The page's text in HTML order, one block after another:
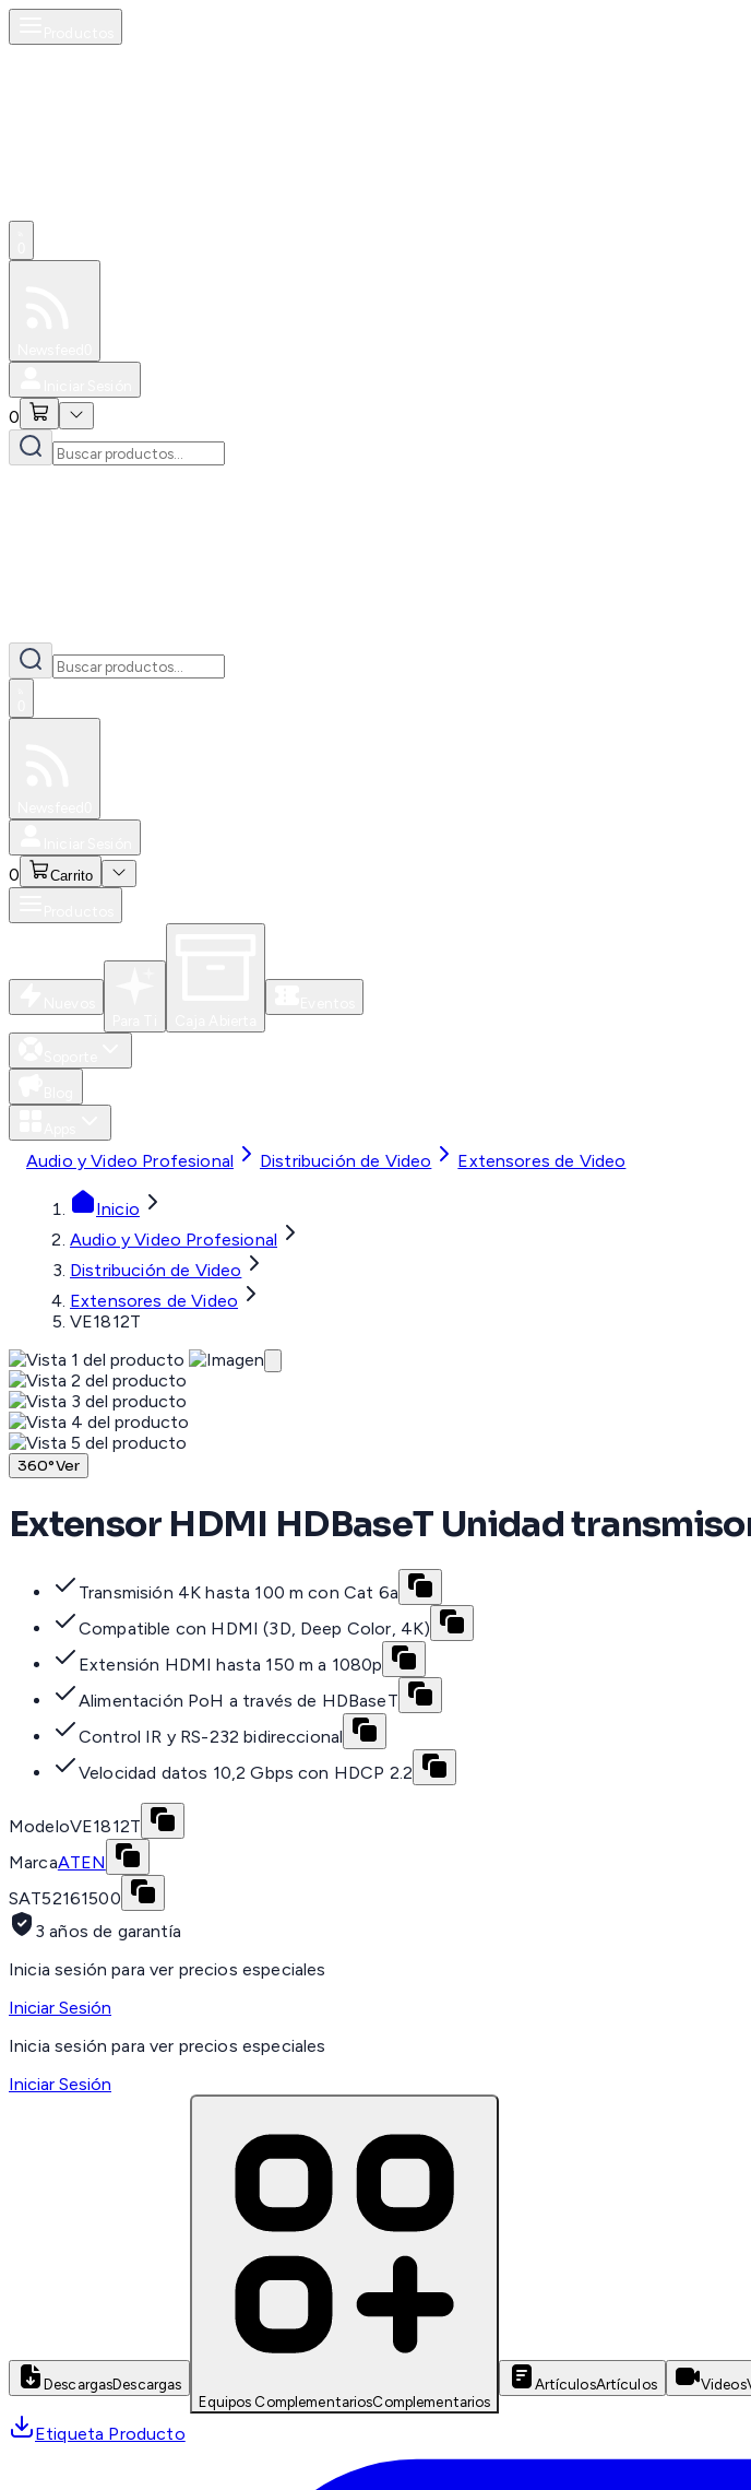
0
0 Carrito
Audio y Video Profesional Distribución de Video Extensores de Video
Inicio
Audio y Video Profesional
Distribución de Video
Extensores de Video
VE1812T
360°Ver
Extensor HDMI HDBaseT Unidad
Transmisión 4K hasta 100 m con Cat 6a
Compatible con HDMI (3D, Deep Color, 4K)
Extensión HDMI hasta 150 m a 1080p
Alimentación PoH a través de HDBaseT
Control IR y RS-232 bidireccional
Velocidad datos 10,2 Gbps con HDCP 2.2
ModeloVE1812T
MarcaATEN
SAT52161500
3 años de garantía
Inicia sesión para ver precios especiales
Iniciar Sesión
Inicia sesión para ver precios especiales
Iniciar Sesión
DescargasDescargas
Equipos ComplementariosComplementarios
ArtículosArtículos Videos
Etiqueta Producto